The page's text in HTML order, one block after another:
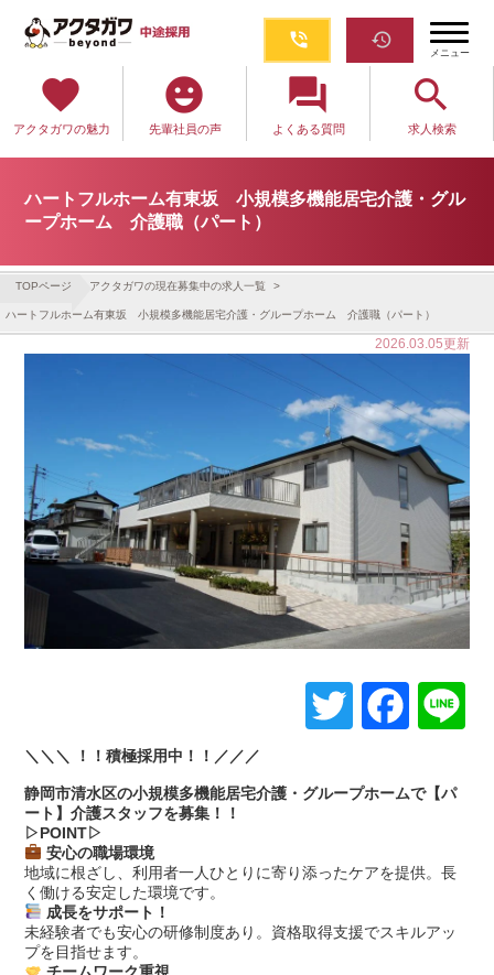
phone_in_talk restore
メニュー
favorite
アクタガワの魅力
emoji_emotions
先輩社員の声
question_answer
よくある質問
search
求人検索
ハートフルホーム有東坂 小規模多機能居宅介護・グル
ープホーム 介護職（パート）
TOPページ アクタガワの現在募集中の求人一覧
ハートフルホーム有東坂 小規模多機能居宅介護・グループホーム 介護職（パート）
2026.03.05更新
Twitter
＼＼＼ ！！積極採用中！！／／／
静岡市清水区の小規模多機能居宅介護・グループホームで【パ
ート】介護スタッフを募集！！
▷POINT▷
安心の職場環境
地域に根ざし、利用者一人ひとりに寄り添ったケアを提供。長
く働ける安定した環境です。
成長をサポート！
未経験者でも安心の研修制度あり。資格取得支援でスキルアッ
プを目指せます。
チームワーク重視